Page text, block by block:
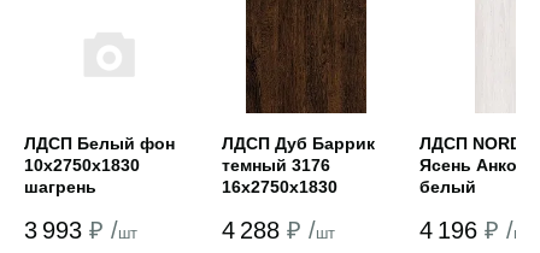
ЛДСП Белый фон
10х2750х1830
шагрень
3 993 ₽ /шт
ЛДСП Дуб Баррик
темный 3176
16х2750х1830
4 288 ₽ /шт
ЛДСП
Ясень Анкор
белый
(древ.поры)
4 196 ₽ /шт